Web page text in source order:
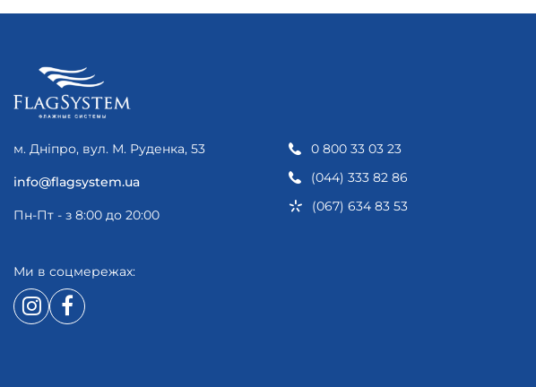
м. Дніпро, вул. М. Руденка, 53
info@flagsystem.ua
Пн-Пт - з 8:00 до 20:00
0 800 33 03 23
(044) 333 82 86
(067) 634 83 53
Ми в соцмережах: